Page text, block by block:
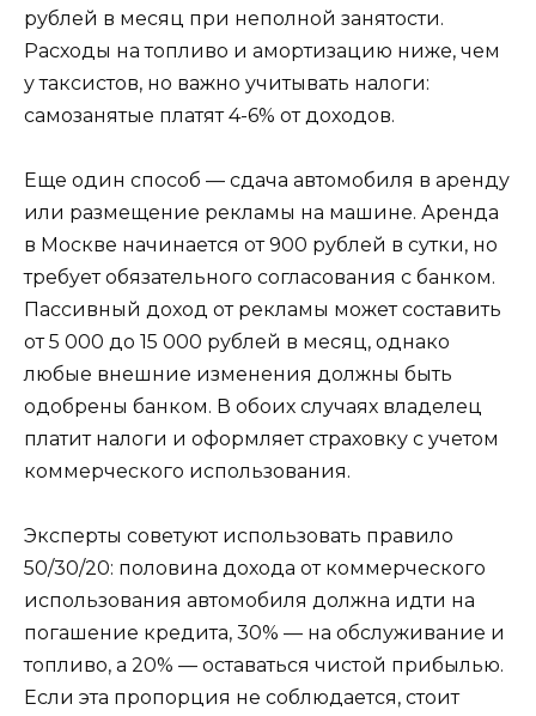
рублей в месяц при неполной занятости.
Расходы на топливо и амортизацию ниже, чем
у таксистов, но важно учитывать налоги:
самозанятые платят 4-6% от доходов.
Еще один способ — сдача автомобиля в аренду
или размещение рекламы на машине. Аренда
в Москве начинается от 900 рублей в сутки, но
требует обязательного согласования с банком.
Пассивный доход от рекламы может составить
от 5 000 до 15 000 рублей в месяц, однако
любые внешние изменения должны быть
одобрены банком. В обоих случаях владелец
платит налоги и оформляет страховку с учетом
коммерческого использования.
Эксперты советуют использовать правило
50/30/20: половина дохода от коммерческого
использования автомобиля должна идти на
погашение кредита, 30% — на обслуживание и
топливо, а 20% — оставаться чистой прибылью.
Если эта пропорция не соблюдается, стоит